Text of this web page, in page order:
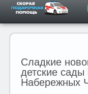
Сладкие
детские
Набережных